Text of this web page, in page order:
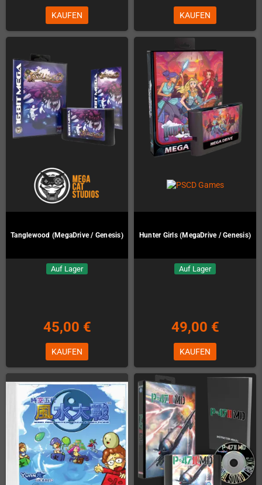
KAUFEN KAUFEN
Tanglewood (MegaDrive / Genesis)
Auf Lager
45,00 €
KAUFEN
Hunter Girls (MegaDrive / Genesis)
Auf Lager
49,00 €
KAUFEN